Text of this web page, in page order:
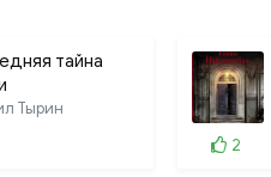
тайна
Тырин
2